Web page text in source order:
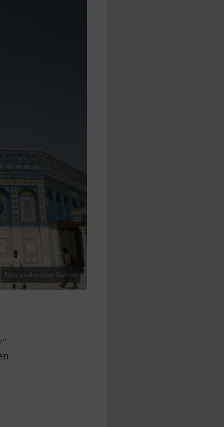
Foto: pro/Jonathan Steinert